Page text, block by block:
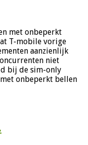
met onbeperkt
T-mobile vorige
aanzienlijk
niet
bij de sim-only
onbeperkt bellen